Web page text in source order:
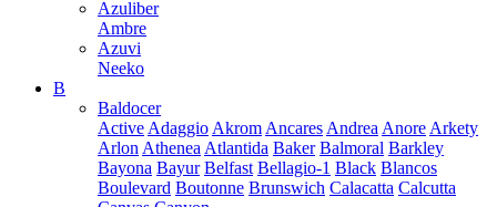
Azuliber
Ambre
Azuvi
Neeko
B
Baldocer
Active Adaggio Akrom Ancares Andrea Anore Arkety
Arlon Athenea Atlantida Baker Balmoral Barkley
Bayona Bayur Belfast Bellagio-1 Black Blancos
Boulevard Boutonne Brunswich Calacatta Calcutta